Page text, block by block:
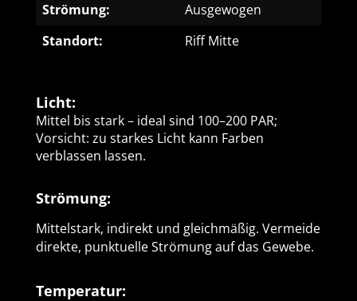
Strömung:
Ausgewogen
Standort:
Riff Mitte
Licht:
Mittel bis stark – ideal sind 100–200 PAR;
Vorsicht: zu starkes Licht kann Farben
verblassen lassen.
Strömung:
Mittelstark, indirekt und gleichmäßig. Vermeide
direkte, punktuelle Strömung auf das Gewebe.
Temperatur: